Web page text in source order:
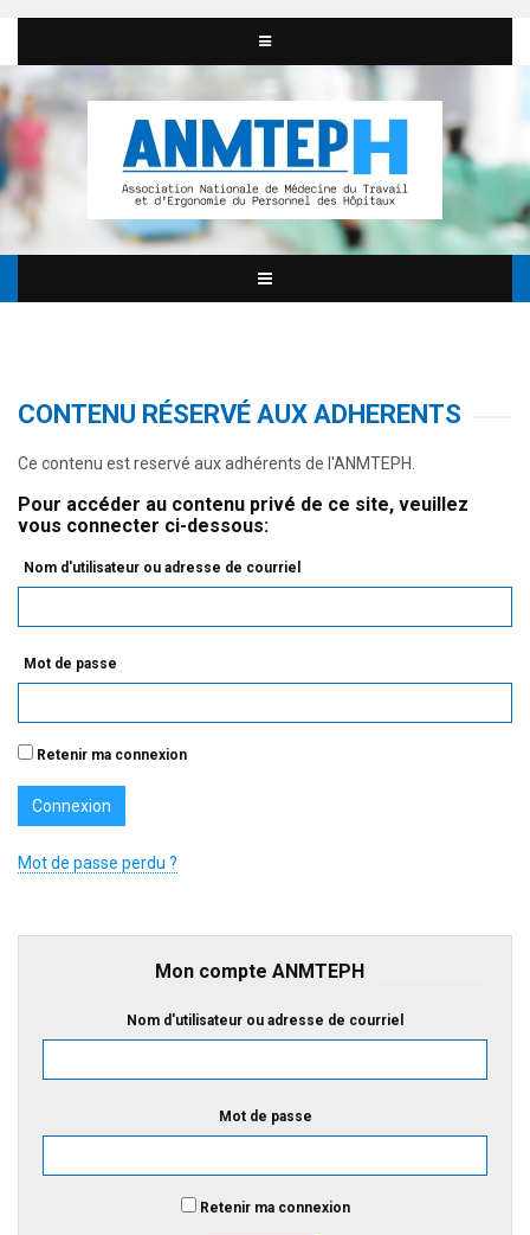
CONTENU RÉSERVÉ AUX ADHERENTS
Ce contenu est reservé aux adhérents de l'ANMTEPH.
Pour accéder au contenu privé de ce site, veuillez
vous connecter ci-dessous:
Nom d'utilisateur ou adresse de courriel
Mot de passe
Retenir ma connexion
Mot de passe perdu ?
Mon compte ANMTEPH
Nom d'utilisateur ou adresse de courriel
Mot de passe
Retenir ma connexion